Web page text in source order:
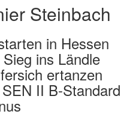
Steinbach
in Hessen
ins Ländle
ertanzen
II B-Standard